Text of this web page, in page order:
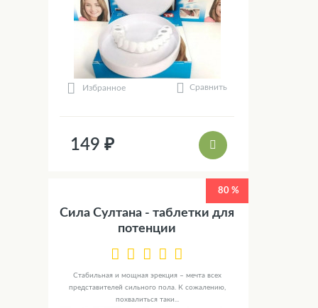
Избранное Сравнить
149 ₽
80 %
Сила Султана - таблетки для
потенции
Стабильная и мощная эрекция – мечта всех
представителей сильного пола. К сожалению,
похвалиться таки...